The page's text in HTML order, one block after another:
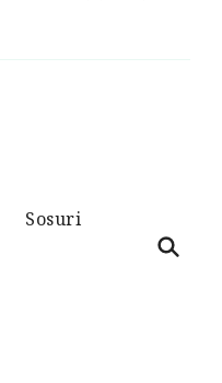
Sosuri